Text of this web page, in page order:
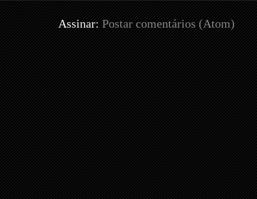
Assinar:Postar comentários (Atom)